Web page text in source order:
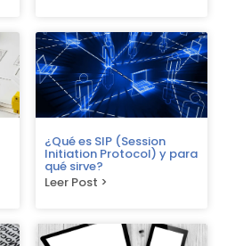
¿Qué es SIP (Session
Initiation Protocol) y para
qué sirve?
Leer Post >